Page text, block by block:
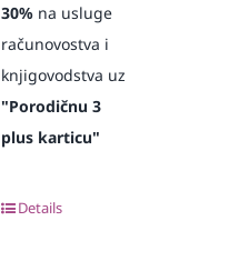
30% na usluge
računovostva i
knjigovodstva uz
"Porodičnu 3
plus karticu"
Details